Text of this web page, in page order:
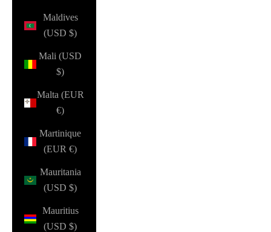
Maldives
(USD $)
Mali (USD
$)
Malta (EUR
€)
Martinique
(EUR €)
Mauritania
(USD $)
Mauritius
(USD $)